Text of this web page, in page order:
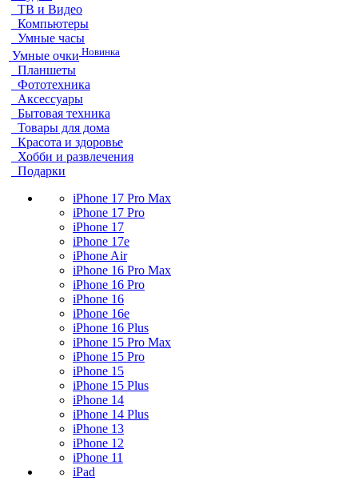
ТВ и Видео
Компьютеры
Умные часы
Умные очки Новинка
Планшеты
Фототехника
Аксессуары
Бытовая техника
Товары для дома
Красота и здоровье
Хобби и развлечения
Подарки
iPhone 17 Pro Max
iPhone 17 Pro
iPhone 17
iPhone 17e
iPhone Air
iPhone 16 Pro Max
iPhone 16 Pro
iPhone 16
iPhone 16e
iPhone 16 Plus
iPhone 15 Pro Max
iPhone 15 Pro
iPhone 15
iPhone 15 Plus
iPhone 14
iPhone 14 Plus
iPhone 13
iPhone 12
iPhone 11
iPad